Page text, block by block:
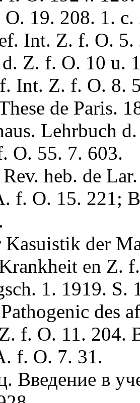
19. 208. 1.
Int. Z. f. O. 5.
Z. f. O. 10 u.
Int. Z. f. O. 8.
de Paris.
Lehrbuch
O. 55. 7. 603.
heb. de
f. O. 15. 221;
der
en Z.
1. 1919. S.
des
f. O. 11. 204.
f. O. 7. 31.
Введение в